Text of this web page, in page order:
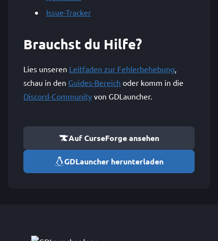
Issue-Tracker
Brauchst du Hilfe?
Lies unseren Leitfaden zur Fehlerbehebung,
schau in den Guides-Bereich oder komm in die
Discord-Community von GDLauncher.
Auf CurseForge ansehen
GDLauncher herunterladen